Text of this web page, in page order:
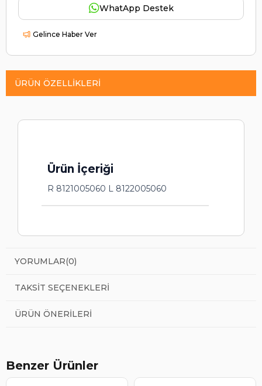
WhatApp Destek
Gelince Haber Ver
ÜRÜN ÖZELLIKLERI
Ürün İçeriği
R 8121005060 L 8122005060
YORUMLAR(0)
TAKSIT SEÇENEKLERI
ÜRÜN ÖNERILERI
Benzer Ürünler